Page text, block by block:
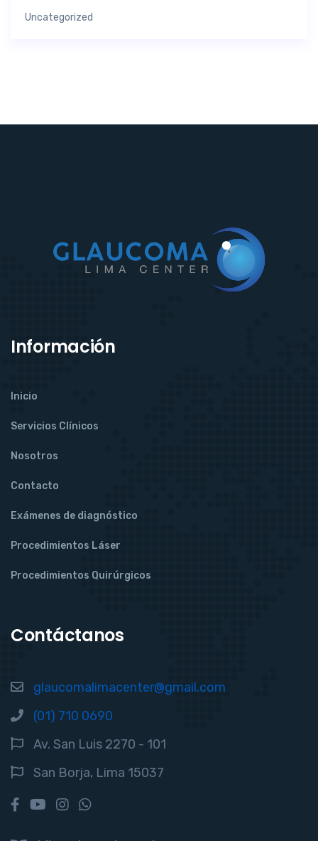
Uncategorized
Información
Inicio
Servicios Clínicos
Nosotros
Contacto
Exámenes de diagnóstico
Procedimientos Láser
Procedimientos Quirúrgicos
Contáctanos
glaucomalimacenter@gmail.com
(01) 710 0690
Av. San Luis 2270 - 101
San Borja, Lima 15037